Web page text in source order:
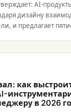
AI-
дизайну
и предлагает
как
в 2026